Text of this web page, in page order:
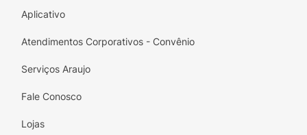
transpiração excessiva ou mergulho na água.
Uma unidade de embalagem contém 400ml
Aplicativo
Atendimentos Corporativos - Convênio
Serviços Araujo
Fale Conosco
Lojas